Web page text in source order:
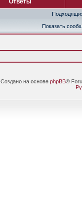
Ответы
Показать
Создано на основе phpBB®